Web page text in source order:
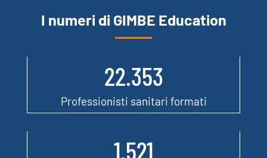
I numeri di GIMBE Education
22.353
Professionisti sanitari formati
1.521